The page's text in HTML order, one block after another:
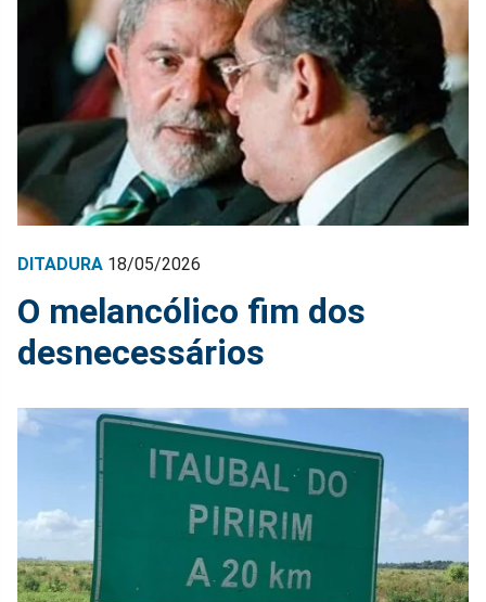
DITADURA 18/05/2026
O melancólico fim dos
desnecessários